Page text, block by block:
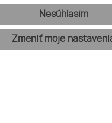
Nesúhlasím
Zmeniť moje
Poistenie
Nájdete nás na sociálnych